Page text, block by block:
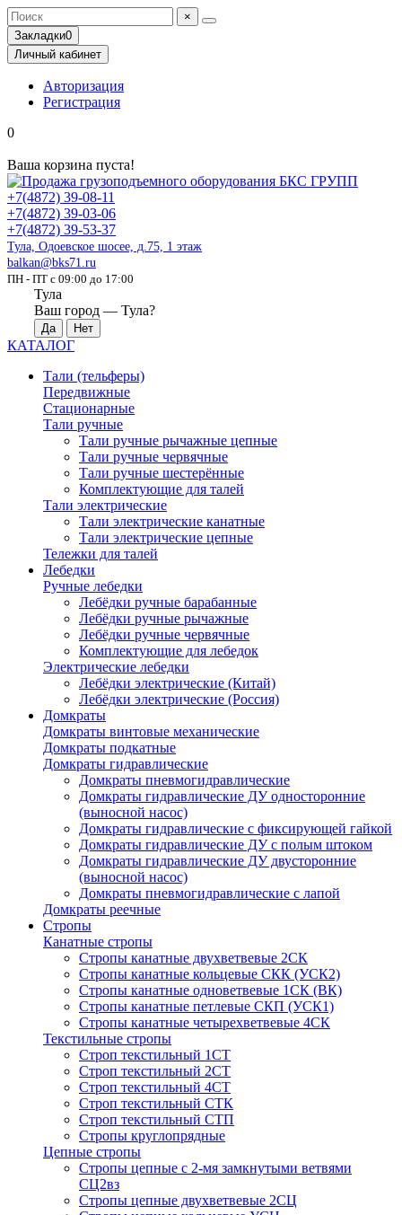
×
Закладки0
Личный кабинет
Авторизация
Регистрация
0
Ваша корзина пуста!
+7(4872) 39-08-11
+7(4872) 39-03-06
+7(4872) 39-53-37
Тула, Одоевское шосее, д.75, 1 этаж
balkan@bks71.ru
ПН - ПТ с 09:00 до 17:00
Тула
Ваш город — Тула?
КАТАЛОГ
Тали (тельферы)
Передвижные
Стационарные
Тали ручные
Тали ручные рычажные цепные
Тали ручные червячные
Тали ручные шестерённые
Комплектующие для талей
Тали электрические
Тали электрические канатные
Тали электрические цепные
Тележки для талей
Лебедки
Ручные лебедки
Лебёдки ручные барабанные
Лебёдки ручные рычажные
Лебёдки ручные червячные
Комплектующие для лебедок
Электрические лебедки
Лебёдки электрические (Китай)
Лебёдки электрические (Россия)
Домкраты
Домкраты винтовые механические
Домкраты подкатные
Домкраты гидравлические
Домкраты пневмогидравлические
Домкраты гидравлические ДУ односторонние
(выносной насос)
Домкраты гидравлические с фиксирующей гайкой
Домкраты гидравлические ДУ c полым штоком
Домкраты гидравлические ДУ двусторонние
(выносной насос)
Домкраты пневмогидравлические с лапой
Домкраты реечные
Стропы
Канатные стропы
Стропы канатные двухветвевые 2СК
Стропы канатные кольцевые СКК (УСК2)
Стропы канатные одноветвевые 1СК (ВК)
Стропы канатные петлевые СКП (УСК1)
Стропы канатные четырехветвевые 4СК
Текстильные стропы
Строп текстильный 1СТ
Строп текстильный 2СТ
Строп текстильный 4СТ
Строп текстильный СТК
Строп текстильный СТП
Стропы круглопрядные
Цепные стропы
Стропы цепные с 2-мя замкнутыми ветвями
СЦ2вз
Стропы цепные двухветвевые 2СЦ